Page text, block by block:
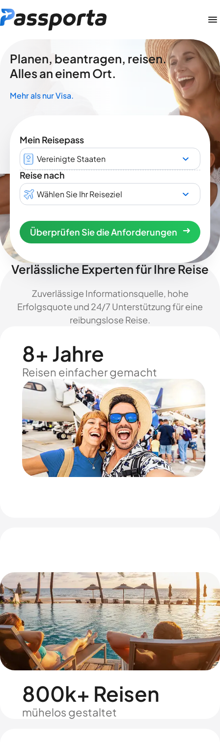
Planen, beantragen, reisen.
Alles an einem Ort.
Mehr als nur Visa.
Mein Reisepass
Vereinigte Staaten
Reise nach
Wählen Sie Ihr Reiseziel
Überprüfen Sie die Anforderungen
Verlässliche Experten für Ihre Reise
Zuverlässige Informationsquelle, hohe
Erfolgsquote und 24/7 Unterstützung für eine
reibungslose Reise.
8+ Jahre
Reisen einfacher gemacht
800k+ Reisen
mühelos gestaltet